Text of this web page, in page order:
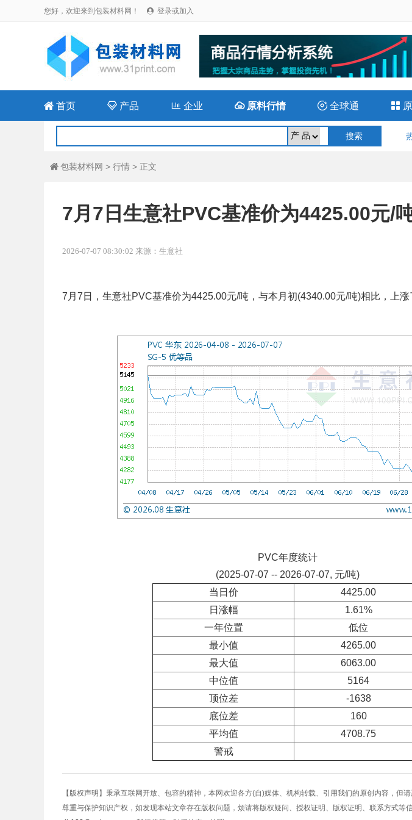
您好，欢迎来到包装材料网！  登录或加入
 首页  产品 企业 原料行情  全球通 
 包装材料网 > 行情 > 正文
7月7日生意社PVC基准价为4425.00元/
2026-07-07 08:30:02 来源：生意社
7月7日，生意社PVC基准价为4425.00元/吨，与本月初(4340.00元/吨)相比，上涨
PVC年度统计
(2025-07-07 -- 2026-07-07, 元/吨)
当日价
4425.00
日涨幅
1.61%
一年位置
低位
最小值
4265.00
最大值
6063.00
中位值
5164
顶位差
-1638
底位差
160
平均值
4708.75
警戒
【版权声明】秉承互联网开放、包容的精神，本网欢迎各方(自)媒体、机构转载、引用我们的原创内容，但
尊重与保护知识产权，如发现本站文章存在版权问题，烦请将版权疑问、授权证明、版权证明、联系方式等